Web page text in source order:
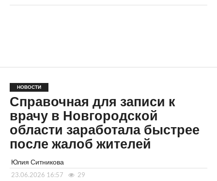
НОВОСТИ
Справочная для записи к
врачу в Новгородской
области заработала быстрее
после жалоб жителей
Юлия Ситникова
23.06.2026 16:57 29